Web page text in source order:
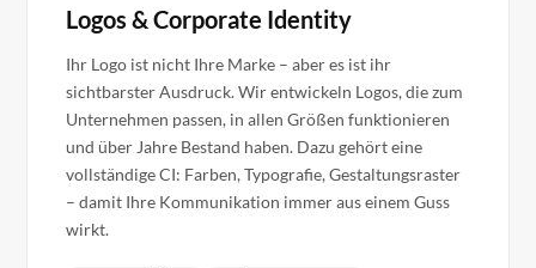
Logos & Corporate Identity
Ihr Logo ist nicht Ihre Marke – aber es ist ihr
sichtbarster Ausdruck. Wir entwickeln Logos, die zum
Unternehmen passen, in allen Größen funktionieren
und über Jahre Bestand haben. Dazu gehört eine
vollständige CI: Farben, Typografie, Gestaltungsraster
– damit Ihre Kommunikation immer aus einem Guss
wirkt.